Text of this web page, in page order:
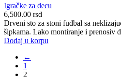
Igračke za decu
6,500.00 rsd
Drveni sto za stoni fudbal sa
šipkama. Lako montiranje i prenosiv
Dodaj u korpu
←
1
2